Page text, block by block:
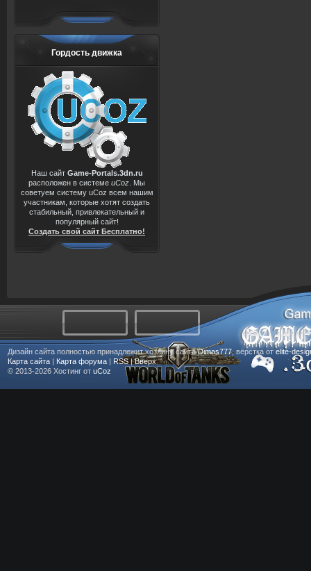
Гордость движка
Наш сайт Game-Portals.3dn.ru
расположен в системе uCoz . Мы
советуем систему uCoz всем нашим
участникам, которые хотят создать
стабильный, привлекательный и
популярный сайт!
Создать свой сайт Бесплатно!
Дизайн сайта полностью принадлежит хозяину сайтаDimas777, вёрстка от elite-
Карта сайта | Карта форума | RSS|Вверх
© 2013-2026 Хостинг от uCoz